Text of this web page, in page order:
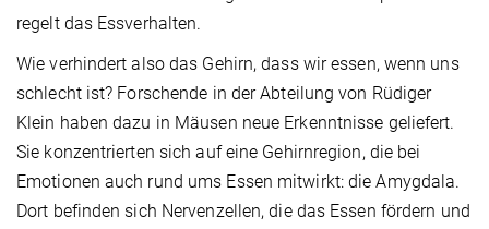
regelt das Essverhalten.
Wie verhindert also das Gehirn, dass wir essen, wenn uns
schlecht ist? Forschende in der Abteilung von Rüdiger
Klein haben dazu in Mäusen neue Erkenntnisse geliefert.
Sie konzentrierten sich auf eine Gehirnregion, die bei
Emotionen auch rund ums Essen mitwirkt: die Amygdala.
Dort befinden sich Nervenzellen, die das Essen fördern und